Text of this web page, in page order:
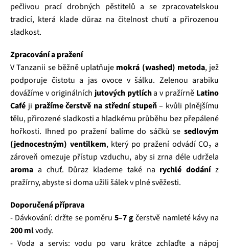
pečlivou prací drobných pěstitelů a se zpracovatelskou
tradicí, která klade důraz na čitelnost chutí a přirozenou
sladkost.
Zpracování a pražení
V Tanzanii se běžně uplatňuje mokrá (washed) metoda, jež
podporuje čistotu a jas ovoce v šálku. Zelenou arabiku
dovážíme v originálních jutových pytlícha v pražírně Latino
Café ji pražíme čerstvě na střední stupeň– kvůli plnějšímu
tělu, přirozené sladkosti a hladkému průběhu bez přepálené
hořkosti. Ihned po pražení balíme do sáčků se sedlovým
(jednocestným) ventilkem, který po pražení odvádí CO₂ a
zároveň omezuje přístup vzduchu, aby si zrna déle udržela
aroma a chuť. Důraz klademe také na rychlé dodáníz
pražírny, abyste si doma užili šálek v plné svěžesti.
Doporučená příprava
- Dávkování: držte se poměru 5–7 gčerstvě namleté kávy na
200 mlvody.
- Voda a servis: vodu po varu krátce zchlaďte a nápoj